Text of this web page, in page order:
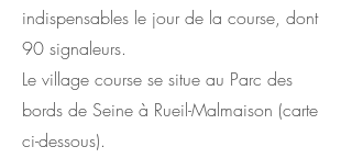
indispensables le jour de la course, dont
90 signaleurs.
Le village course se situe au Parc des
bords de Seine à Rueil-Malmaison (carte
ci-dessous).